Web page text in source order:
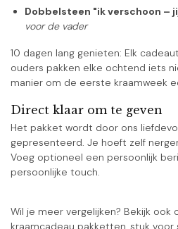
Dobbelsteen "ik verschoon –
voor de vader
10 dagen lang genieten: Elk
ouders pakken elke ochtend iets
manier om de eerste kraamweek
Direct klaar om te geven
Het pakket wordt door ons
gepresenteerd. Je hoeft zelf
Voeg optioneel een persoonlijk
persoonlijke touch.
Wil je meer vergelijken? Bekijk ook
kraamcadeau pakketten, stuk